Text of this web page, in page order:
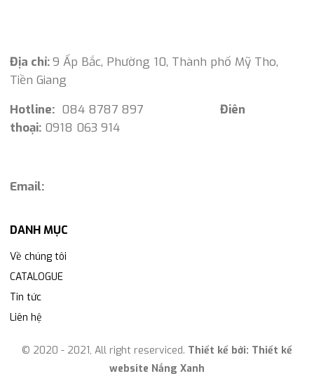
Địa chỉ:9 Ấp Bắc, Phường 10, Thành phố Mỹ Tho,
Tiền Giang
Hotline: 084 8787 897 Điên
thoại: 0918 063 914
Email:
DANH MỤC
Về chúng tôi
CATALOGUE
Tin tức
Liên hệ
© 2020 - 2021, All right reserviced. Thiết kế bởi: Thiết kế
website Nắng Xanh